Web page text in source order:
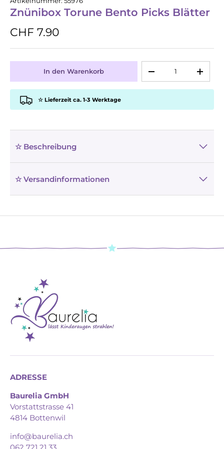
Znünibox Torune Bento Picks Blätter
CHF 7.90
-
+
In den Warenkorb
☆ Lieferzeit ca. 1-3 Werktage
☆ Beschreibung
☆ Versandinformationen
ADRESSE
Baurelia GmbH
Vorstattstrasse 41
4814 Bottenwil
info@baurelia.ch